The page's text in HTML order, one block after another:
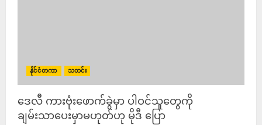
နိုင်ငံတကာ သတင်း
ဒေလီ ကားဗုံးဖောက်ခွဲမှာ ပါဝင်သူတွေကို
ချမ်းသာပေးမှာမဟုတ်ဟု မိုဒီ ပြော